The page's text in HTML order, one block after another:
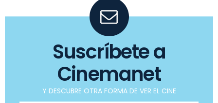
Suscríbete a
Cinemanet
Y DESCUBRE OTRA FORMA DE VER EL CINE